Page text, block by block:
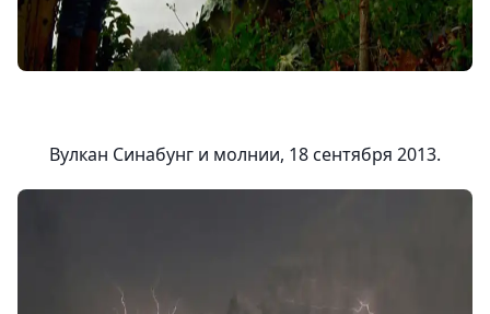
Вулкан Синабунг и молнии, 18 сентября 2013.